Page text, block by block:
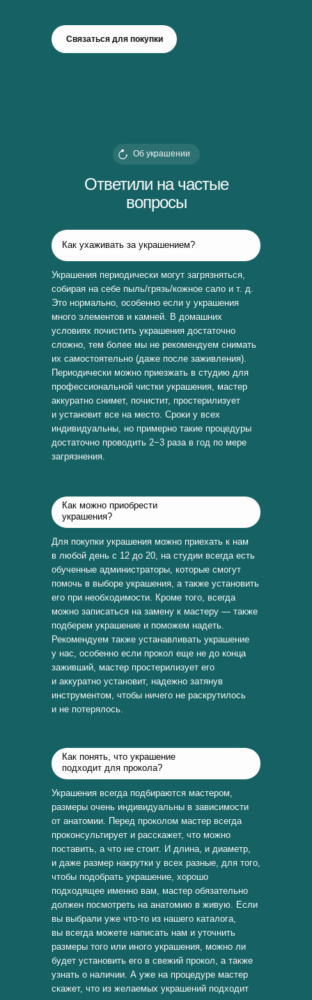
Связаться для покупки
Ответили на частые
вопросы
Об украшении
Как ухаживать за украшением?
Украшения периодически могут загрязняться,
собирая на себе пыль/грязь/кожное сало и т. д.
Это нормально, особенно если у украшения
много элементов и камней. В домашних
условиях почистить украшения достаточно
сложно, тем более мы не рекомендуем снимать
их самостоятельно (даже после заживления).
Периодически можно приезжать в студию для
профессиональной чистки украшения, мастер
аккуратно снимет, почистит, простерилизует
и установит все на место. Сроки у всех
индивидуальны, но примерно такие процедуры
достаточно проводить 2−3 раза в год по мере
загрязнения.
Как можно приобрести
украшения?
Для покупки украшения можно приехать к нам
в любой день с 12 до 20, на студии всегда есть
обученные администраторы, которые смогут
помочь в выборе украшения, а также установить
его при необходимости. Кроме того, всегда
можно записаться на замену к мастеру — также
подберем украшение и поможем надеть.
Рекомендуем также устанавливать украшение
у нас, особенно если прокол еще не до конца
заживший, мастер простерилизует его
и аккуратно установит, надежно затянув
инструментом, чтобы ничего не раскрутилось
и не потерялось.
Как понять, что украшение
подходит для прокола?
Украшения всегда подбираются мастером,
размеры очень индивидуальны в зависимости
от анатомии. Перед проколом мастер всегда
проконсультирует и расскажет, что можно
поставить, а что не стоит. И длина, и диаметр,
и даже размер накрутки у всех разные, для того,
чтобы подобрать украшение, хорошо
подходящее именно вам, мастер обязательно
должен посмотреть на анатомию в живую. Если
вы выбрали уже что-то из нашего каталога,
вы всегда можете написать нам и уточнить
размеры того или иного украшения, можно ли
будет установить его в свежий прокол, а также
узнать о наличии. А уже на процедуре мастер
скажет, что из желаемых украшений подходит